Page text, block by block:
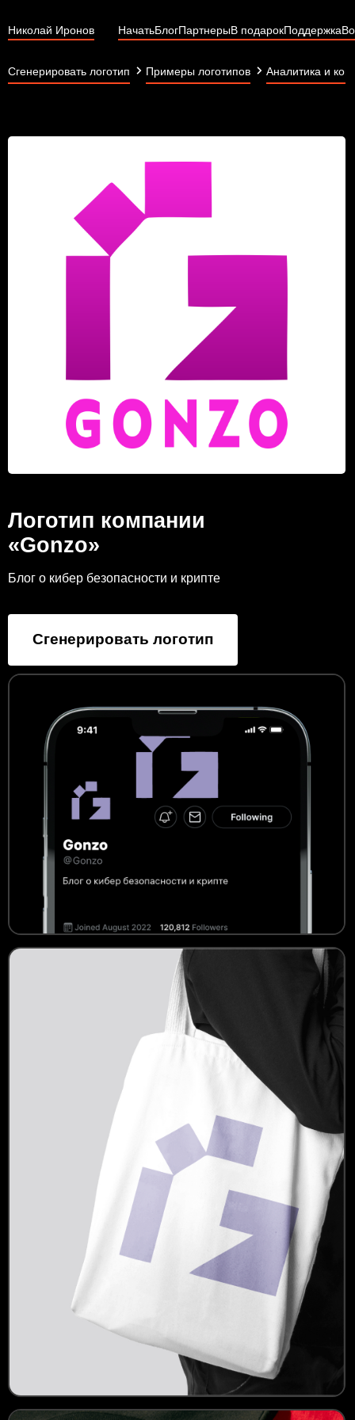
Николай Иронов НачатьБлогПартнерыВ подарокПоддержка
Сгенерировать логотип Примеры логотипов Аналитика и
Логотип компании
«Gonzo»
Блог о кибер безопасности и крипте
Сгенерировать логотип